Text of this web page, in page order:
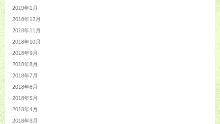
2019年1月
2018年12月
2018年11月
2018年10月
2018年9月
2018年8月
2018年7月
2018年6月
2018年5月
2018年4月
2018年3月